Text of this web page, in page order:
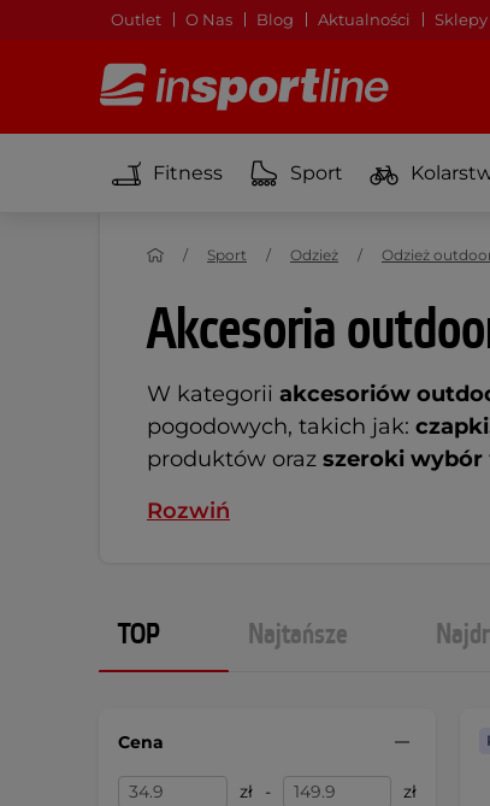
Outlet O Nas Blog Aktualności Sklepy
Fitness Sport
Akcesoria
W kategorii akcesoriów
pogodowych, takich jak:
produktów oraz szeroki wybór
Rozwiń
Sport Odzież Odzież
TOP Najtańsze
Cena
zł - zł